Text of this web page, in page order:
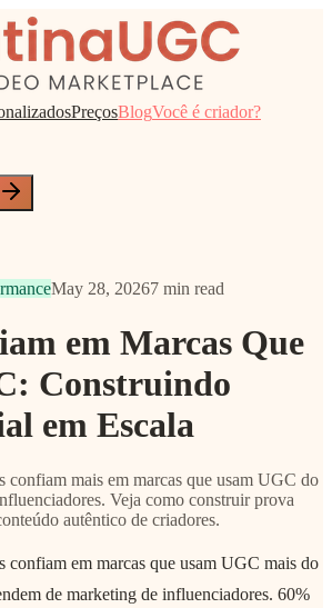
PreçosBlogVocê é criador?
May 28, 20267 min read
em Marcas Que
Construindo
em Escala
confiam mais em marcas que usam UGC do
Veja como construir prova
autêntico de criadores.
confiam em marcas que usam UGC mais do
de marketing de influenciadores. 60%